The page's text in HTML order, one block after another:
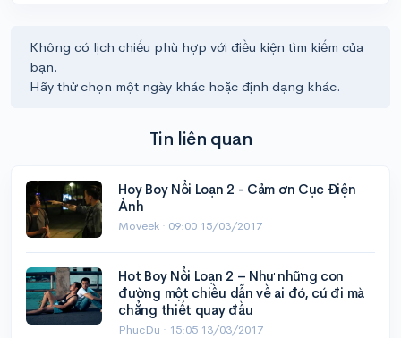
Không có lịch chiếu phù hợp với điều kiện tìm kiếm của
bạn.
Hãy thử chọn một ngày khác hoặc định dạng khác.
Tin liên quan
Hoy Boy Nổi Loạn 2 - Cảm ơn Cục Điện
Ảnh
Moveek · 09:00 15/03/2017
Hot Boy Nổi Loạn 2 – Như những con
đường một chiều dẫn về ai đó, cứ đi mà
chẳng thiết quay đầu
PhucDu · 15:05 13/03/2017